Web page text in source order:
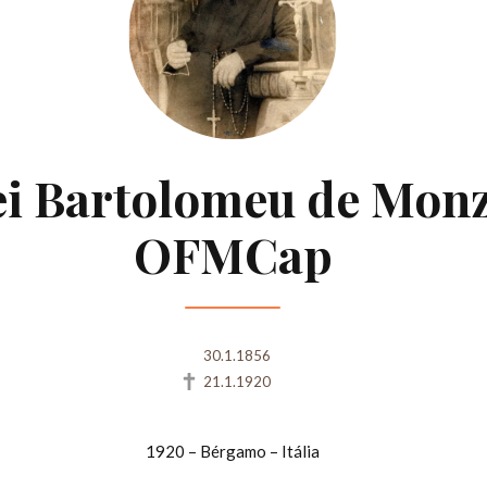
Bartolomeu de
OFMCap
30.1.1856
21.1.1920
1920 – Bérgamo – Itália